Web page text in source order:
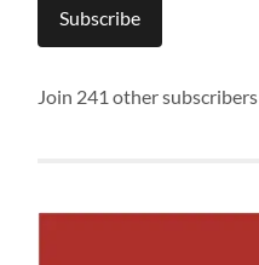
Subscribe
Join 241 other subscribers